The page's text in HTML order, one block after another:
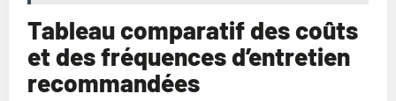
Tableau comparatif des coûts
et des fréquences d’entretien
recommandées